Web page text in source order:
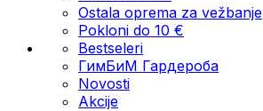
Ostala oprema za vežbanje
Pokloni do 10 €
Bestseleri
ГимБиМ Гардeробa
Novosti
Akcije